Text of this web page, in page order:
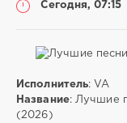
Сегодня, 07:15
Музыка
ivashka
Исполнитель: VA
Название: Лучшие
(2026)